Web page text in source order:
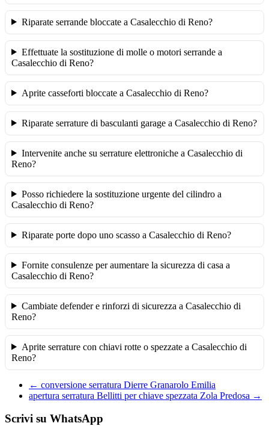
Riparate serrande bloccate a Casalecchio di Reno?
Effettuate la sostituzione di molle o motori serrande a
Casalecchio di Reno?
Aprite casseforti bloccate a Casalecchio di Reno?
Riparate serrature di basculanti garage a Casalecchio di Reno?
Intervenite anche su serrature elettroniche a Casalecchio di
Reno?
Posso richiedere la sostituzione urgente del cilindro a
Casalecchio di Reno?
Riparate porte dopo uno scasso a Casalecchio di Reno?
Fornite consulenze per aumentare la sicurezza di casa a
Casalecchio di Reno?
Cambiate defender e rinforzi di sicurezza a Casalecchio di
Reno?
Aprite serrature con chiavi rotte o spezzate a Casalecchio di
Reno?
← conversione serratura Dierre Granarolo Emilia
apertura serratura Bellitti per chiave spezzata Zola Predosa →
Scrivi su WhatsApp